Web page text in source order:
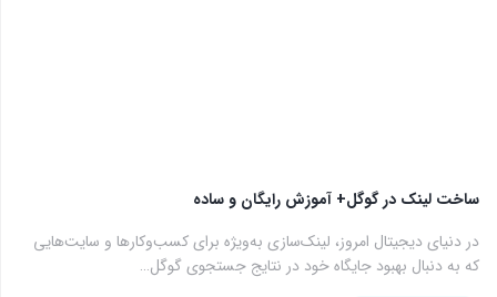
ساخت لینک در گوگل+ آموزش رایگان و ساده
در دنیای دیجیتال امروز، لینک‌سازی به‌ویژه برای کسب‌وکارها و سایت‌هایی
که به دنبال بهبود جایگاه خود در نتایج جستجوی گوگل…